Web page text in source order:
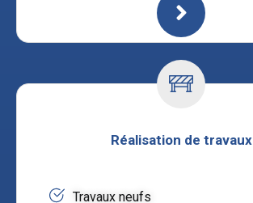
Réalisation de travaux
Travaux neufs